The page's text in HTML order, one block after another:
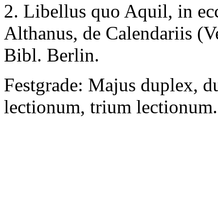
2. Libellus quo Aquil, in
Althanus, de Calendariis
Bibl. Berlin.
Festgrade: Majus duplex,
lectionum, trium lectionum.